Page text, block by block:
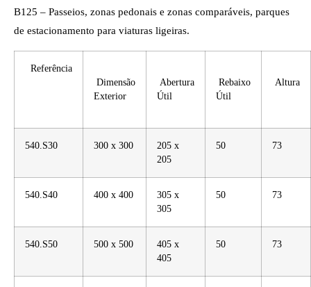
B125 – Passeios, zonas pedonais e zonas comparáveis, parques
de estacionamento para viaturas ligeiras.
Referência
Dimensão
Exterior
Abertura
Útil
Rebaixo
Útil
Altura
540.S30 300 x 300
205 x
205
50 73
540.S40 400 x 400
305 x
305
50 73
540.S50 500 x 500
405 x
405
50 73